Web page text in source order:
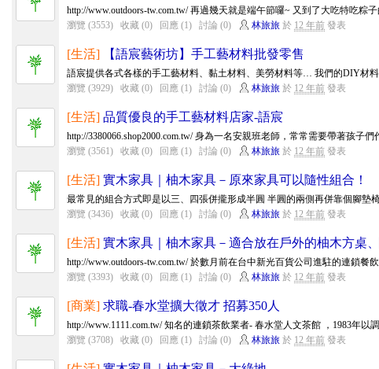
http://www.outdoors-tw.com.tw/ 再過幾天就是端午節囉~ 又到了大吃特吃粽
瀏覽 (3553)
收藏 (0) 回應 (1) 討論 (0) 林旅旅 於 12 年前 發表
[生活] 【語宸藝術坊】手工藝材料批發零售
語宸提供各式各樣的手工藝材料、黏土材料、美勞材料等… 我們的DIY材
瀏覽 (3929)
收藏 (0) 回應 (1) 討論 (0) 林旅旅 於 12 年前 發表
[生活] 品質優良的手工藝材料店家-語宸
http://3380066.shop2000.com.tw/ 身為一名安親班老師，常常需要帶著孩子
瀏覽 (3561)
收藏 (0) 回應 (1) 討論 (0) 林旅旅 於 12 年前 發表
[生活] 實木家具｜柚木家具－原來家具可以隨性組合！
最常見的組合方式即是以三、四張併攏形成半圓 半圓的兩側再併靠個腳墊
瀏覽 (3436)
收藏 (0) 回應 (1) 討論 (0) 林旅旅 於 12 年前 發表
[生活] 實木家具｜柚木家具－適合放在戶外的柚木方桌
http://www.outdoors-tw.com.tw/ 於數月前在台中新光百貨公司進駐的連鎖餐
瀏覽 (3393)
收藏 (0) 回應 (1) 討論 (0) 林旅旅 於 12 年前 發表
[商業] 求職-春水堂擴大徵才 招募350人
http://www.1111.com.tw/ 知名的連鎖茶飲業者- 春水堂人文茶館 ，1983年以
瀏覽 (3708)
收藏 (0) 回應 (1) 討論 (0) 林旅旅 於 12 年前 發表